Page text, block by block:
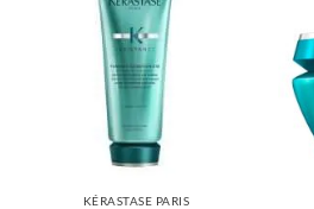
KÉRASTASE PARIS